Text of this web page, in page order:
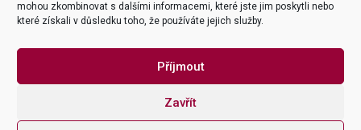
mohou zkombinovat s dalšími informacemi, které jste jim poskytli nebo
které získali v důsledku toho, že používáte jejich služby.
Příjmout
Zavřít
Reference: školení modulu PP